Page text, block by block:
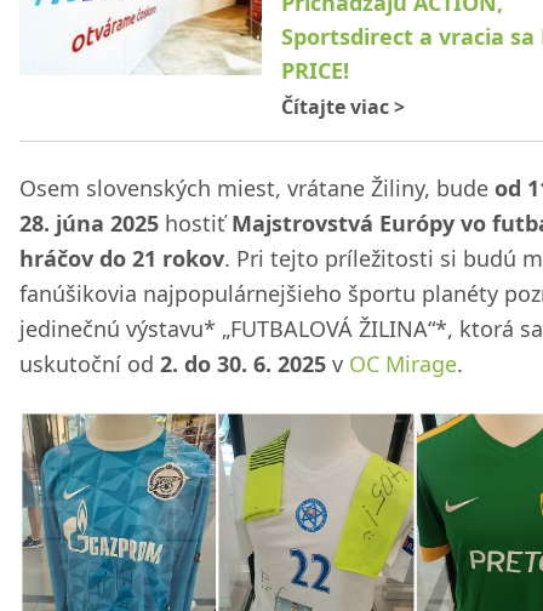
Sportsdirect a vracia sa
PRICE!
Čítajte viac>
Osem slovenských miest, vrátane Žiliny, bude od
28. júna 2025 hostiťMajstrovstvá Európy vo
hráčov do 21 rokov. Pri tejto príležitosti si budú
fanúšikovia najpopulárnejšieho športu planéty
jedinečnú výstavu* „FUTBALOVÁ ŽILINA“*, ktorá sa
uskutoční od 2. do 30. 6. 2025 v OC Mirage.